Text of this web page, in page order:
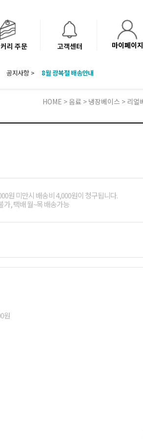
리 주문 고객센터 마이페이지
공지사항 >
'NEW 바이브믹스 or 바리스타시럽 1종'
HOME >음료 > 냉장베이스 > 리얼
원 미만시 배송비 4,000원이 청구됩니다.
가, 택배 월~목 배송가능
원